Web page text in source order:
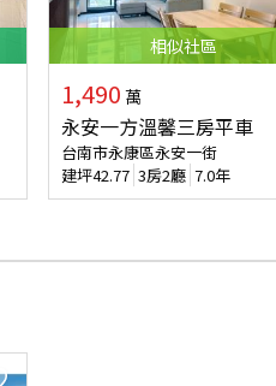
相似社區
1,490 萬
永安一方溫馨三房平車
台南市永康區永安一街
建坪42.77 3房2廳 7.0年